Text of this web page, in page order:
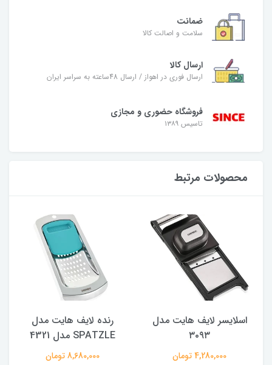
ضمانت
سلامت و اصالت کالا
ارسال کالا
ارسال فوری در اهواز / ارسال 48ساعته به سراسر ایران
فروشگاه حضوری و مجازی
تاسیس ۱۳۸۹
محصولات مرتبط
اسلایسر لایف هایت مدل
۳۰۹۳
4,280,000 تومان
رنده لایف هایت مدل
SPATZLE مدل 4321
8,680,000 تومان